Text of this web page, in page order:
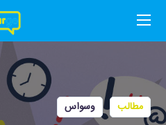
مطالب وسواس